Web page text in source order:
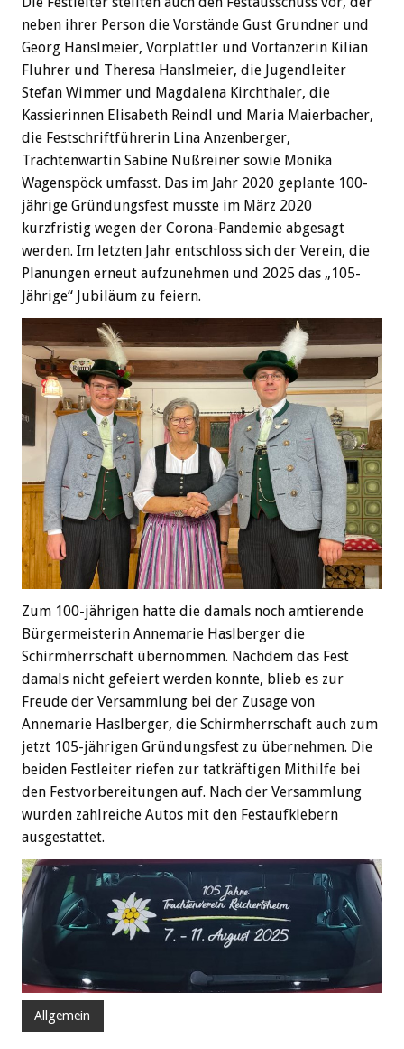
neben ihrer Person die Vorstände Gust Grundner und
Georg Hanslmeier, Vorplattler und Vortänzerin Kilian
Fluhrer und Theresa Hanslmeier, die Jugendleiter
Stefan Wimmer und Magdalena Kirchthaler, die
Kassierinnen Elisabeth Reindl und Maria Maierbacher,
die Festschriftführerin Lina Anzenberger,
Trachtenwartin Sabine Nußreiner sowie Monika
Wagenspöck umfasst. Das im Jahr 2020 geplante 100-
jährige Gründungsfest musste im März 2020
kurzfristig wegen der Corona-Pandemie abgesagt
werden. Im letzten Jahr entschloss sich der Verein, die
Planungen erneut aufzunehmen und 2025 das „105-
Jährige“ Jubiläum zu feiern.
Zum 100-jährigen hatte die damals noch amtierende
Bürgermeisterin Annemarie Haslberger die
Schirmherrschaft übernommen. Nachdem das Fest
damals nicht gefeiert werden konnte, blieb es zur
Freude der Versammlung bei der Zusage von
Annemarie Haslberger, die Schirmherrschaft auch zum
jetzt 105-jährigen Gründungsfest zu übernehmen. Die
beiden Festleiter riefen zur tatkräftigen Mithilfe bei
den Festvorbereitungen auf. Nach der Versammlung
wurden zahlreiche Autos mit den Festaufklebern
ausgestattet.
Allgemein